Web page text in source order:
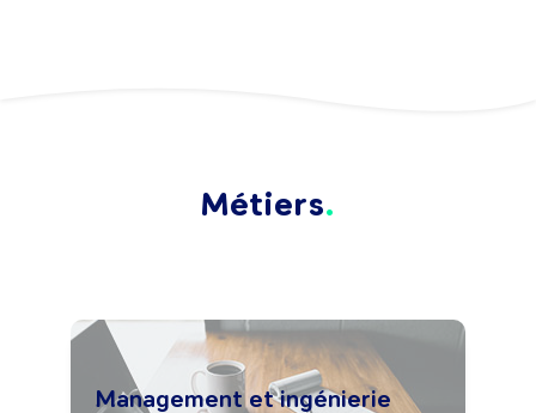
Métiers
Management et ingénierie